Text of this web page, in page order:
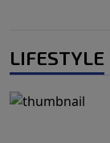
LIFESTYLE